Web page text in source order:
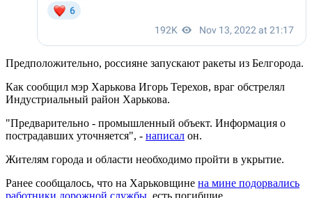
Предположительно, россияне запускают ракеты из Белгорода.
Как сообщил мэр Харькова Игорь Терехов, враг обстрелял
Индустриальный район Харькова.
"Предварительно - промышленный объект. Информация о
пострадавших уточняется", - написал он.
Жителям города и области необходимо пройти в укрытие.
Ранее сообщалось, что на Харьковщине на мине подорвались
работники дорожной службы , есть погибшие.